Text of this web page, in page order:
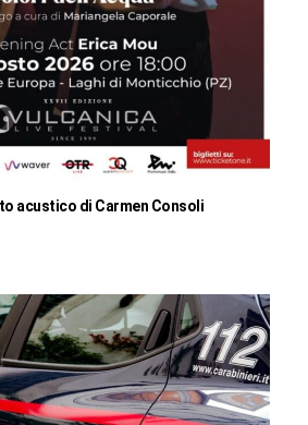
acustico di Carmen Consoli